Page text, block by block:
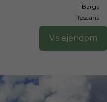
Barga
Toscana
Vis ejendom